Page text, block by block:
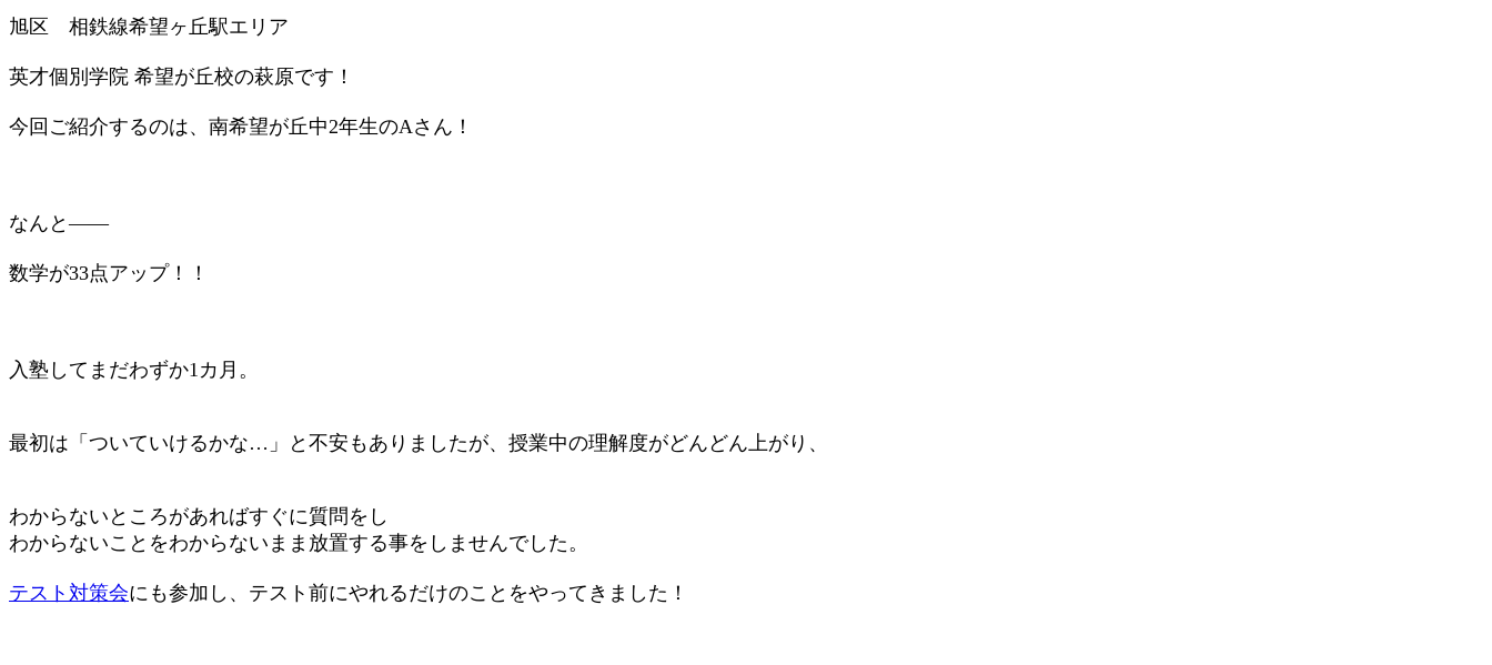
旭区 相鉄線希望ヶ丘駅エリア
英才個別学院 希望が丘校の萩原です！
今回ご紹介するのは、南希望が丘中2年生のAさん！
なんと――
数学が33点アップ！！
入塾してまだわずか1カ月。
最初は「ついていけるかな…」と不安もありましたが、授業中の理解度がどんどん上がり、
わからないところがあればすぐに質問をし
わからないことをわからないまま放置する事をしませんでした。
テスト対策会にも参加し、テスト前にやれるだけのことをやってきました！